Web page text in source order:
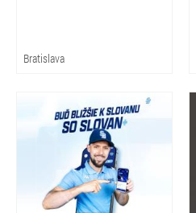
Bratislava